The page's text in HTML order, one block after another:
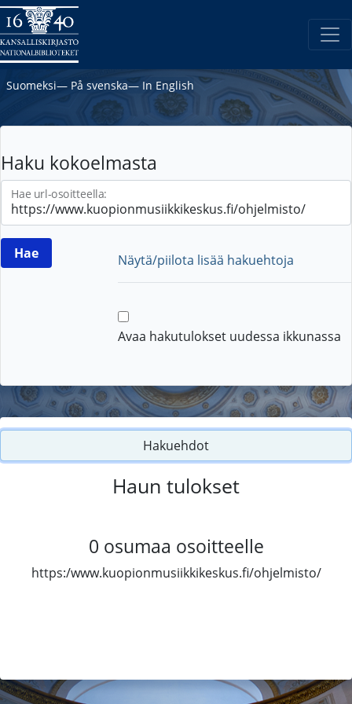
Suomeksi― På svenska― In English
Haku kokoelmasta
Hae url-osoitteella:
Näytä/piilota lisää hakuehtoja
Avaa hakutulokset uudessa ikkunassa
Hakuehdot
Haun tulokset
0 osumaa osoitteelle
https:/www.kuopionmusiikkikeskus.fi/ohjelmisto/